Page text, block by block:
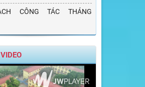
CÔNG TÁC THÁNG